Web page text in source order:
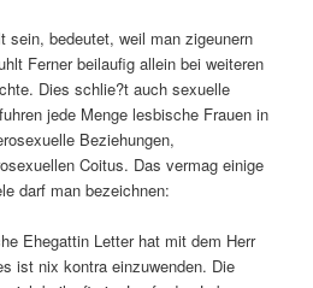
sein, bedeutet, weil man zigeunern
Ferner beilaufig allein bei weiteren
Dies schlie?t auch sexuelle
jede Menge lesbische Frauen in
Beziehungen,
Coitus. Das vermag einige
darf man bezeichnen:
Ehegattin Letter hat mit dem Herr
ist nix kontra einzuwenden. Die